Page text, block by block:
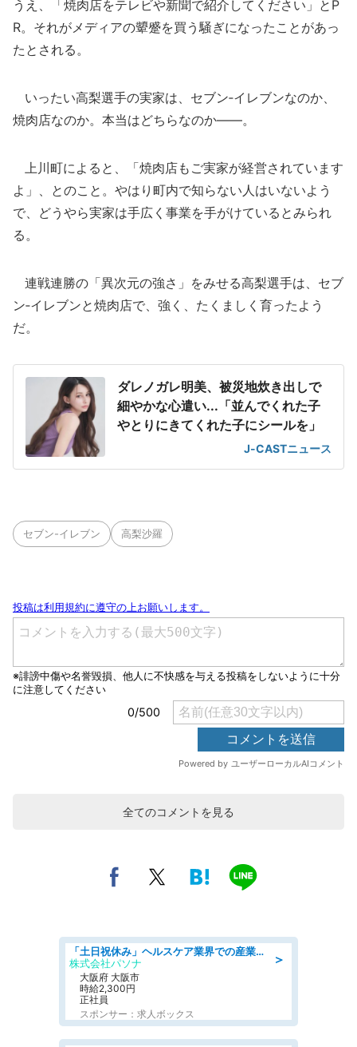
うえ、「焼肉店をテレビや新聞で紹介してください」とP
R。それがメディアの顰蹙を買う騒ぎになったことがあっ
たとされる。
いったい高梨選手の実家は、セブン‐イレブンなのか、
焼肉店なのか。本当はどちらなのか――。
上川町によると、「焼肉店もご実家が経営されています
よ」、とのこと。やはり町内で知らない人はいないよう
で、どうやら実家は手広く事業を手がけているとみられ
る。
連戦連勝の「異次元の強さ」をみせる高梨選手は、セブ
ン‐イレブンと焼肉店で、強く、たくましく育ったよう
だ。
ダレノガレ明美、被災地炊き出しで
細やかな心遣い...「並んでくれた子
やとりにきてくれた子にシールを」
J-CASTニュース
セブン-イレブン 高梨沙羅
全てのコメントを見る
＞
「土日祝休み」ヘルスケア業界での産業保健師業務/看護師/高時給/要資格:正看護師
株式会社パソナ
大阪府 大阪市
時給2,300円
正社員
スポンサー：求人ボックス